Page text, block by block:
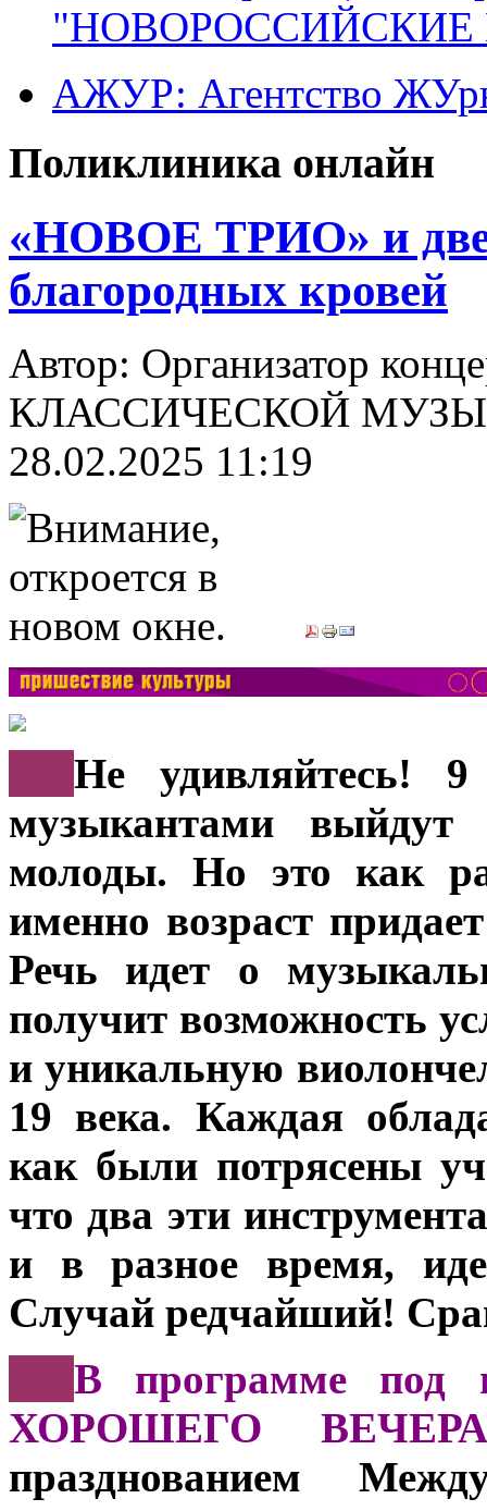
"НОВОРОССИЙСКИЕ
АЖУР: Агентство
Поликлиника онлайн
«НОВОЕ ТРИО» и
благородных кровей
Автор: Организатор
КЛАССИЧЕСКОЙ
28.02.2025 11:19
Не удивляйтесь!
музыкантами
молоды. Но это как
именно возраст
Речь идет о
получит возможность
и уникальную
19 века. Каждая
как были потрясены
что два эти
и в разное время,
Случай редчайший!
В программе
ХОРОШЕГО
празднованием